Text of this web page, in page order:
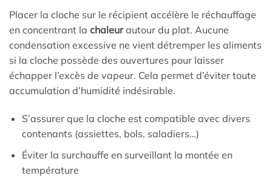
Placer la cloche sur le récipient accélère le réchauffage
en concentrant la chaleurautour du plat. Aucune
condensation excessive ne vient détremper les aliments
si la cloche possède des ouvertures pour laisser
échapper l’excès de vapeur. Cela permet d’éviter toute
accumulation d’humidité indésirable.
S’assurer que la cloche est compatible avec divers
contenants (assiettes, bols, saladiers…)
Éviter la surchauffe en surveillant la montée en
température